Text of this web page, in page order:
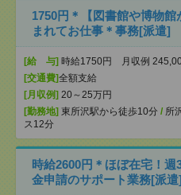
1750円＊【図書館や博物
まれてお仕事＊事務[派遣]
[給 与] 時給1750円 月収例
[交通費]全額支給
[月収例] 20～25万円
[勤務地] 東所沢駅から徒歩10分 / 所
ス12分
時給2600円＊ほぼ在宅！
金申請のサポート業務[派遣]